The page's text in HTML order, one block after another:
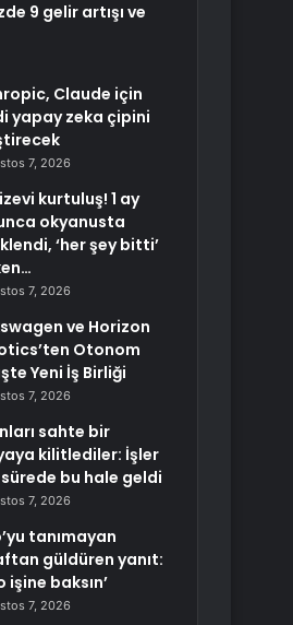
9 gelir artışı ve
Claude için
yapay zeka çipini
7, 2026
kurtuluş! 1 ay
okyanusta
‘her şey bitti’
7, 2026
ve Horizon
Otonom
Yeni İş Birliği
7, 2026
sahte bir
kilitlediler: İşler
sürede bu hale geldi
7, 2026
tanımayan
güldüren yanıt:
işine baksın’
7, 2026